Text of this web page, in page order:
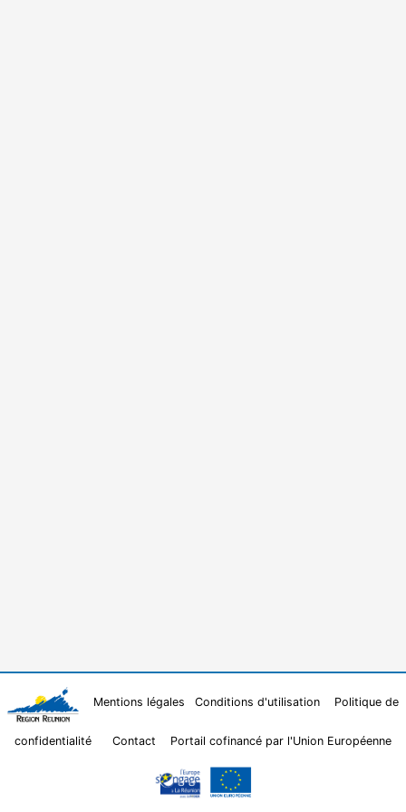
Mentions légales Conditions d'utilisation Politique de
confidentialité Contact Portail cofinancé par l'Union Européenne